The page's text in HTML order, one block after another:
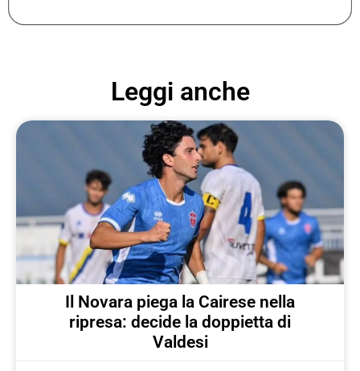
Leggi anche
Il Novara piega la Cairese nella
ripresa: decide la doppietta di
Valdesi